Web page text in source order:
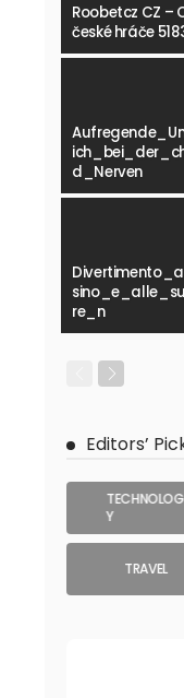
Roobetcz CZ –
české hráče
d_Nerven
re_n
Editors’
TECHNOLOG
Y
TRAVEL